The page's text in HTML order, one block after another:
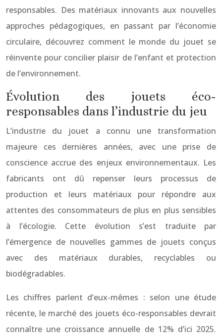
responsables. Des matériaux innovants aux nouvelles
approches pédagogiques, en passant par l’économie
circulaire, découvrez comment le monde du jouet se
réinvente pour concilier plaisir de l’enfant et protection
de l’environnement.
Évolution des jouets éco-
responsables dans l’industrie du jeu
L’industrie du jouet a connu une transformation
majeure ces dernières années, avec une prise de
conscience accrue des enjeux environnementaux. Les
fabricants ont dû repenser leurs processus de
production et leurs matériaux pour répondre aux
attentes des consommateurs de plus en plus sensibles
à l’écologie. Cette évolution s’est traduite par
l’émergence de nouvelles gammes de jouets conçus
avec des matériaux durables, recyclables ou
biodégradables.
Les chiffres parlent d’eux-mêmes : selon une étude
récente, le marché des jouets éco-responsables devrait
connaître une croissance annuelle de 12% d’ici 2025.